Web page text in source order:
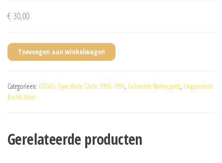
€ 30,00
Toevoegen aan winkelwagen
Categorieën: FXDWG Dyna Wide Glide 1993-1996, Gebruikte Harley parts, Knipperlicht
Rechts Voor
Gerelateerde producten